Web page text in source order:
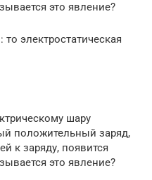
это явление?
электростатическая
шару
положительный заряд,
к заряду, появится
это явление?